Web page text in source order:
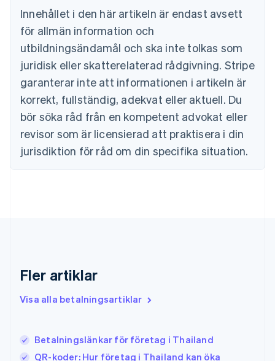
Innehållet i den här artikeln är endast avsett
för allmän information och
utbildningsändamål och ska inte tolkas som
juridisk eller skatterelaterad rådgivning. Stripe
garanterar inte att informationen i artikeln är
korrekt, fullständig, adekvat eller aktuell. Du
bör söka råd från en kompetent advokat eller
revisor som är licensierad att praktisera i din
jurisdiktion för råd om din specifika situation.
Fler artiklar
Visa alla betalningsartiklar
Betalningslänkar för företag i Thailand
QR-koder: Hur företag i Thailand kan öka
Cypern
English
English
Estland
English
Fastlandskina
简体中文English
Finland
Frankrike
FrançaisEnglish
English
English
Japan
日本語 English